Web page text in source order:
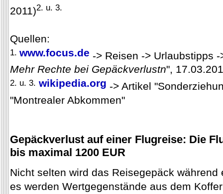
2011)2. u. 3.
Quellen:
1. www.focus.de -> Reisen -> Urlaubstipps
Mehr Rechte bei Gepäckverlustn",
2. u. 3. wikipedia.org -> Artikel
"Montrealer Abkommen"
Gepäckverlust auf einer Flugreise: Die
bis maximal 1200 EUR
Nicht selten wird das Reisegepäck
es werden Wertgegenstände aus dem